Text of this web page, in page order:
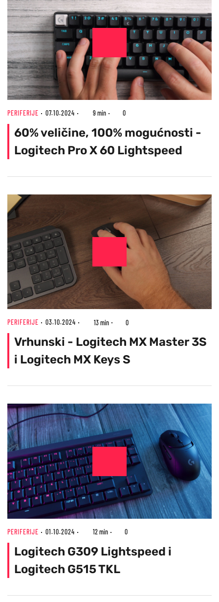
PERIFERIJE 07.10.2024 9 min 0
60% veličine, 100% mogućnosti -
Logitech Pro X 60 Lightspeed
PERIFERIJE 03.10.2024 13 min 0
Vrhunski - Logitech MX Master 3S
i Logitech MX Keys S
PERIFERIJE 01.10.2024 12 min 0
Logitech G309 Lightspeed i
Logitech G515 TKL